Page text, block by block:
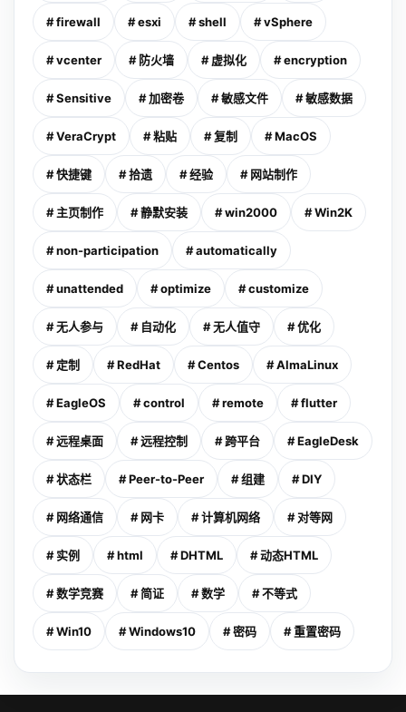
# firewall # esxi # shell # vSphere
# vcenter # 防火墙 # 虚拟化 # encryption
# Sensitive # 加密卷 # 敏感文件 # 敏感数据
# VeraCrypt # 粘贴 # 复制 # MacOS
# 快捷键 # 拾遗 # 经验 # 网站制作
# 主页制作 # 静默安装 # win2000 # Win2K
# non-participation # automatically
# unattended # optimize # customize
# 无人参与 # 自动化 # 无人值守 # 优化
# 定制 # RedHat # Centos # AlmaLinux
# EagleOS # control # remote # flutter
# 远程桌面 # 远程控制 # 跨平台 # EagleDesk
# 状态栏 # Peer-to-Peer # 组建 # DIY
# 网络通信 # 网卡 # 计算机网络 # 对等网
# 实例 # html # DHTML # 动态HTML
# 数学竞赛 # 简证 # 数学 # 不等式
# Win10 # Windows10 # 密码 # 重置密码